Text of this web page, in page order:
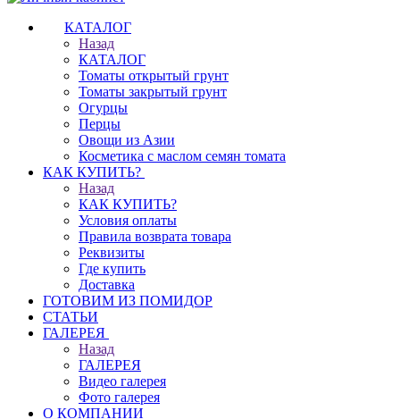
КАТАЛОГ
Назад
КАТАЛОГ
Томаты открытый грунт
Томаты закрытый грунт
Огурцы
Перцы
Овощи из Азии
Косметика с маслом семян томата
КАК КУПИТЬ?
Назад
КАК КУПИТЬ?
Условия оплаты
Правила возврата товара
Реквизиты
Где купить
Доставка
ГОТОВИМ ИЗ ПОМИДОР
СТАТЬИ
ГАЛЕРЕЯ
Назад
ГАЛЕРЕЯ
Видео галерея
Фото галерея
О КОМПАНИИ